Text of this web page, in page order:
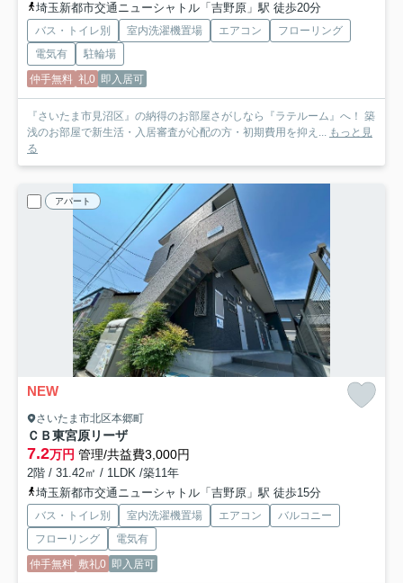
埼玉新都市交通ニューシャトル「吉野原」駅 徒歩20分
バス・トイレ別 室内洗濯機置場 エアコン
フローリング
電気有
駐輪場
仲手無料 礼0 即入居可
『さいたま市見沼区』の納得のお部屋さがしなら『ラテルーム』へ！ 築
浅のお部屋で新生活・入居審査が心配の方・初期費用を抑え... もっと見
る
アパート
NEW
さいたま市北区本郷町
ＣＢ東宮原リーザ
7.2万円 管理/共益費3,000円
2階 / 31.42㎡ / 1LDK /築11年
埼玉新都市交通ニューシャトル「吉野原」駅 徒歩15分
バス・トイレ別 室内洗濯機置場 エアコン
バルコニー
フローリング
電気有
仲手無料 敷礼0 即入居可